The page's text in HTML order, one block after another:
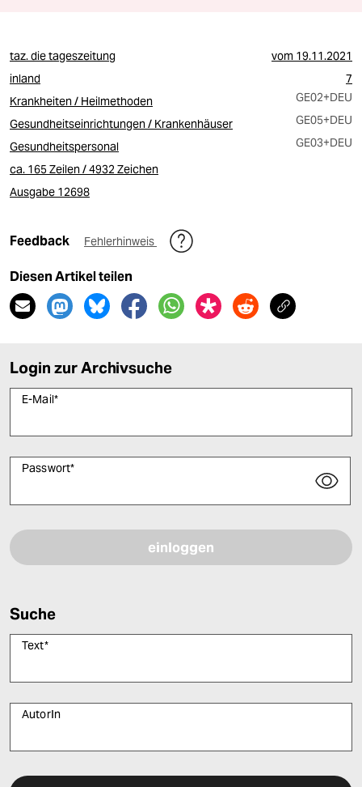
taz. die tageszeitung vom 19.11.2021
inland
7
Krankheiten / Heilmethoden
GE02+DEU
Gesundheitseinrichtungen / Krankenhäuser
GE05+DEU
Gesundheitspersonal
GE03+DEU
ca. 165 Zeilen / 4932 Zeichen
Ausgabe 12698
Feedback Fehlerhinweis
Diesen Artikel teilen
Login zur Archivsuche
E-Mail*
Passwort*
Suche
Text*
AutorIn